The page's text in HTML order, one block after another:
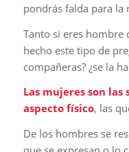
pondrás falda para la
Tanto si eres hombre
hecho este tipo de
compañeras? ¿se la
Las mujeres son
aspecto físico, las
De los hombres se